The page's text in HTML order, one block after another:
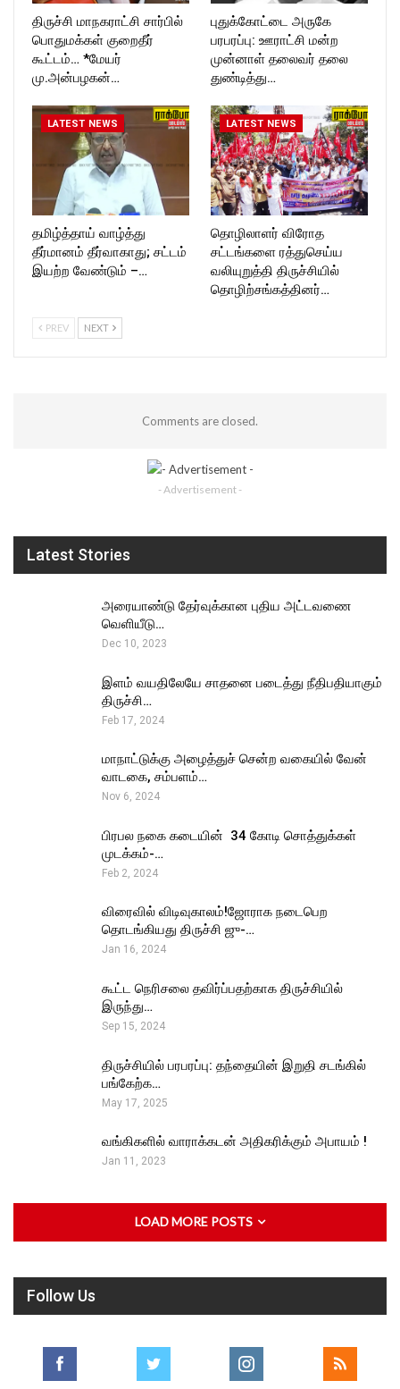
திருச்சி மாநகராட்சி சார்பில்
பொதுமக்கள் குறைதீர்
கூட்டம்… *மேயர்
மு.அன்பழகன்…
புதுக்கோட்டை அருகே
பரபரப்பு: ஊராட்சி மன்ற
முன்னாள் தலைவர் தலை
துண்டித்து…
LATEST NEWS
தமிழ்த்தாய் வாழ்த்து
தீர்மானம் தீர்வாகாது; சட்டம்
இயற்ற வேண்டும் –…
LATEST NEWS
தொழிலாளர் விரோத
சட்டங்களை ரத்துசெய்ய
வலியுறுத்தி திருச்சியில்
தொழிற்சங்கத்தினர்…
PREV NEXT
Comments are closed.
- Advertisement -
Latest Stories
அரையாண்டு தேர்வுக்கான புதிய அட்டவணை
வெளியீடு…
Dec 10, 2023
இளம் வயதிலேயே சாதனை படைத்து நீதிபதியாகும்
திருச்சி…
Feb 17, 2024
மாநாட்டுக்கு அழைத்துச் சென்ற வகையில் வேன்
வாடகை, சம்பளம்…
Nov 6, 2024
பிரபல நகை கடையின் ₹ 34 கோடி சொத்துக்கள்
முடக்கம்-…
Feb 2, 2024
விரைவில் விடிவுகாலம்!ஜோராக நடைபெற
தொடங்கியது திருச்சி ஜு-…
Jan 16, 2024
கூட்ட நெரிசலை தவிர்ப்பதற்காக திருச்சியில்
இருந்து…
Sep 15, 2024
திருச்சியில் பரபரப்பு: தந்தையின் இறுதி சடங்கில்
பங்கேற்க…
May 17, 2025
வங்கிகளில் வாராக்கடன் அதிகரிக்கும் அபாயம் !
Jan 11, 2023
LOAD MORE POSTS
Follow Us